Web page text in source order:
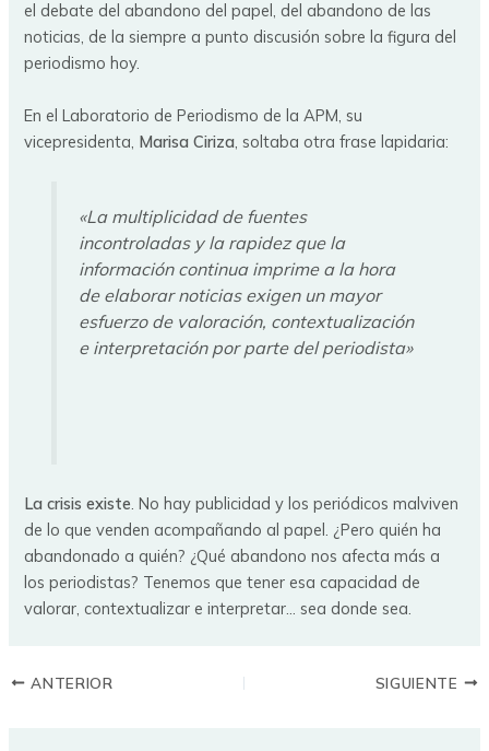
el debate del abandono del papel, del abandono de las
noticias, de la siempre a punto discusión sobre la figura del
periodismo hoy.
En el Laboratorio de Periodismo de la APM, su
vicepresidenta, Marisa Ciriza , soltaba otra frase lapidaria:
«La multiplicidad de fuentes
incontroladas y la rapidez que la
información continua imprime a la hora
de elaborar noticias exigen un mayor
esfuerzo de valoración, contextualización
e interpretación por parte del periodista»
La crisis existe. No hay publicidad y los periódicos malviven
de lo que venden acompañando al papel. ¿Pero quién ha
abandonado a quién? ¿Qué abandono nos afecta más a
los periodistas? Tenemos que tener esa capacidad de
valorar, contextualizar e interpretar… sea donde sea.
ANTERIOR SIGUIENTE